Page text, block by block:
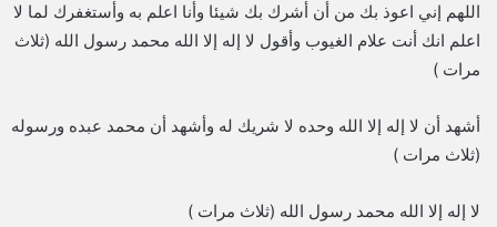
اللهم إني اعوذ بك من أن أشرك بك شيئا وأنا اعلم به وأستغفرك لما لا
اعلم انك أنت علام الغيوب وأقول لا إله إلا الله محمد رسول الله (ثلاث
مرات )
أشهد أن لا إله إلا الله وحده لا شريك له وأشهد أن محمد عبده ورسوله
(ثلاث مرات )
لا إله إلا الله محمد رسول الله (ثلاث مرات )